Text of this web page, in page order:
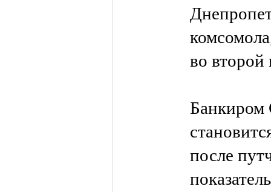
во второй
Банкиром
после